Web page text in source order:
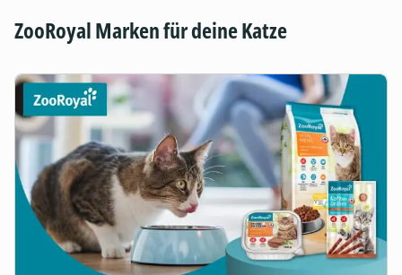
ZooRoyal Marken für deine Katze